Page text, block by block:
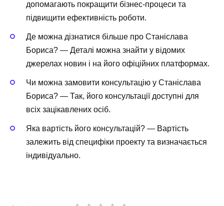
допомагають покращити бізнес-процеси та
підвищити ефективність роботи.
Де можна дізнатися більше про Станіслава
Бориса? — Деталі можна знайти у відомих
джерелах новин і на його офіційних платформах.
Чи можна замовити консультацію у Станіслава
Бориса? — Так, його консультації доступні для
всіх зацікавлених осіб.
Яка вартість його консультацій? — Вартість
залежить від специфіки проекту та визначається
індивідуально.